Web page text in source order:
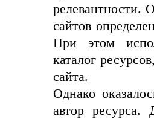
релевантности.
сайтов
При этом
каталог
сайта.
Однако
автор ресурса.